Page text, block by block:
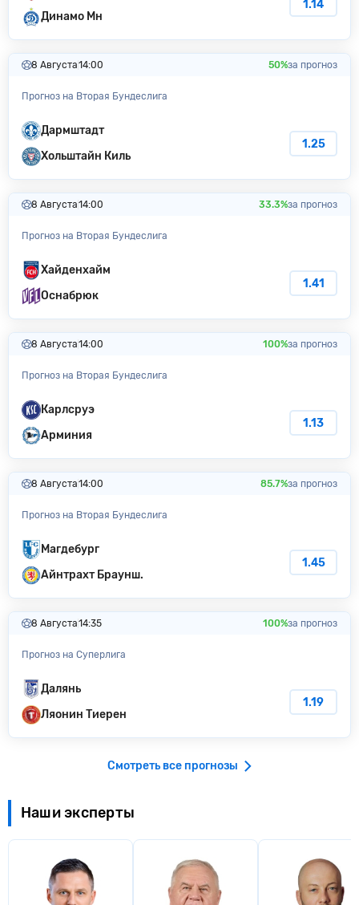
Динамо Мн
1.14
8 Августа14:00 50%за прогноз
Прогноз на Вторая Бундеслига
Дармштадт
Хольштайн Киль
1.25
8 Августа14:00 33.3%за прогноз
Прогноз на Вторая Бундеслига
Хайденхайм
Оснабрюк
1.41
8 Августа14:00 100%за прогноз
Прогноз на Вторая Бундеслига
Карлсруэ
Арминия
1.13
8 Августа14:00 85.7%за прогноз
Прогноз на Вторая Бундеслига
Магдебург
Айнтрахт Браунш.
1.45
8 Августа14:35 100%за прогноз
Прогноз на Суперлига
Далянь
Ляонин Тиерен
1.19
Смотреть все прогнозы
Наши эксперты